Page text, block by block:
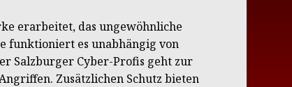
erarbeitet, das ungewöhnliche
funktioniert es unabhängig von
Salzburger Cyber-Profis geht zur
Zusätzlichen Schutz bieten